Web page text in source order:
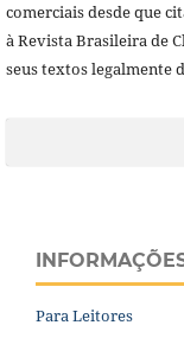
comerciais desde que
à Revista Brasileira de
seus textos legalmente
Para Leitores